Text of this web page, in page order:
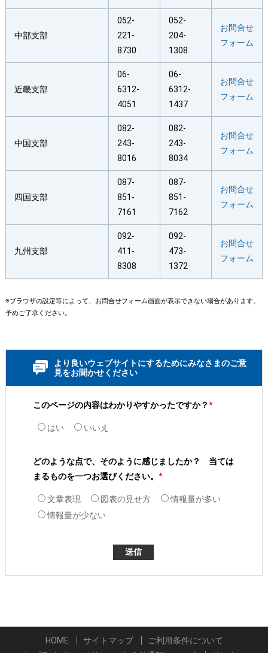
中部支部
052-
221-
8730
052-
204-
1308
お問合せ
フォーム
近畿支部
06-
6312-
4051
06-
6312-
1437
お問合せ
フォーム
中国支部
082-
243-
8016
082-
243-
8034
お問合せ
フォーム
四国支部
087-
851-
7161
087-
851-
7162
お問合せ
フォーム
九州支部
092-
411-
8308
092-
473-
1372
お問合せ
フォーム
※ブラウザの設定等によって、お問合せフォーム画面が表示できない場合があります。
予めご了承ください。
より良いウェブサイトにするためにみなさまのご意
見をお聞かせください
このページの内容はわかりやすかったですか？*
はい いいえ
どのような点で、そのように感じましたか？ 当ては
まるものを一つお選びください。 *
文章表現 図表の見せ方
情報量が多い
情報量が少ない
HOME サイトマップ
ご利用条件について